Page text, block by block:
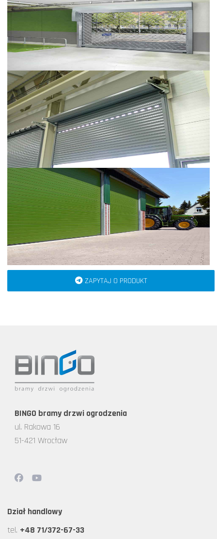
ZAPYTAJ O PRODUKT
BINGO bramy drzwi ogrodzenia
ul. Rakowa 16
51-421 Wrocław
Dział handlowy
tel. +48 71/372-67-33